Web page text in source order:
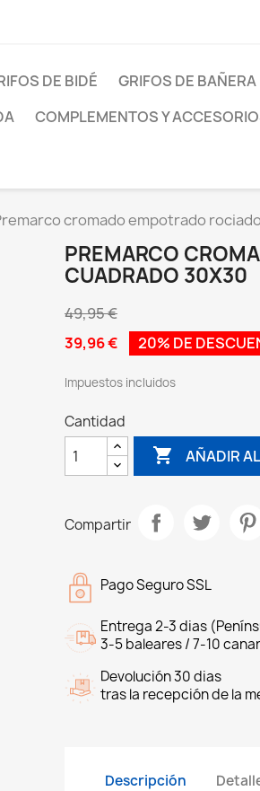
DE BIDÉ GRIFOS DE BAÑERA
COMPLEMENTOS Y
cromado empotrado
PREMARCO
CUADRADO 30X30
49,95 €
39,96 €
20% DE
Impuestos incluidos
Cantidad
 AÑADIR
Compartir
Pago Seguro SSL
Entrega 2-3 dias
3-5 baleares / 7-10
Devolución 30 dias
tras la recepción de la
Descripción